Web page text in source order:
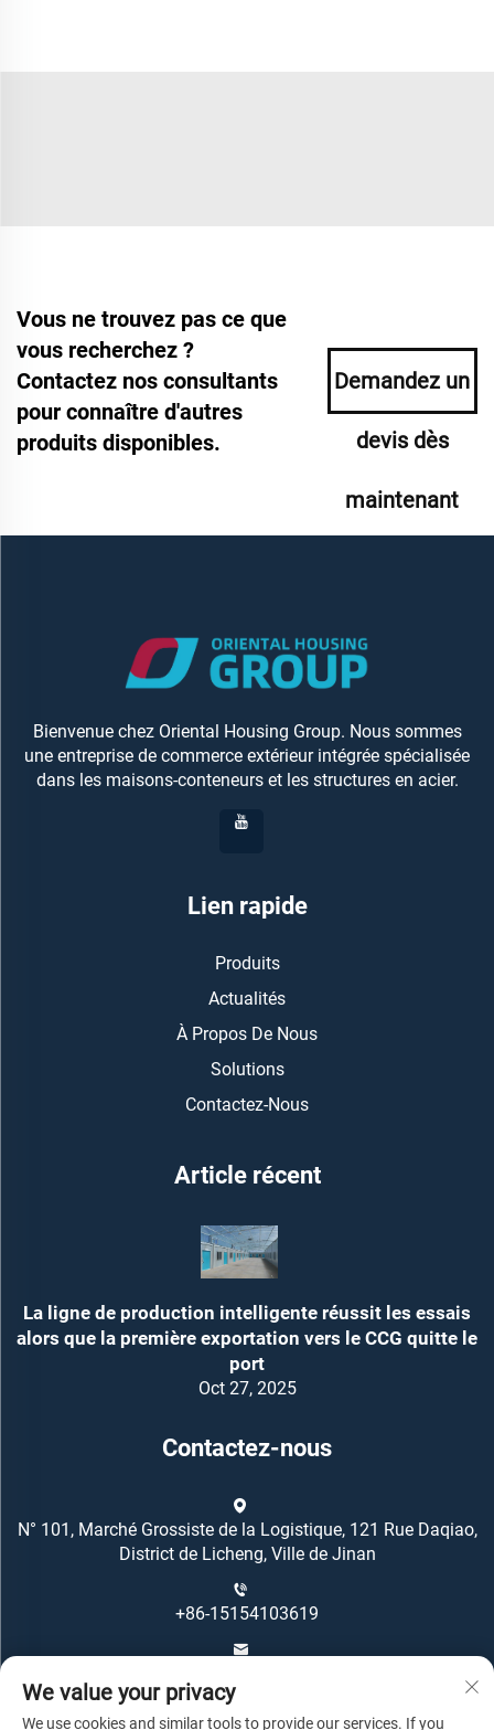
Vous ne trouvez pas ce que
vous recherchez ?
Contactez nos consultants
pour connaître d'autres
produits disponibles.
Demandez un
devis dès
maintenant
Bienvenue chez Oriental Housing Group. Nous sommes
une entreprise de commerce extérieur intégrée spécialisée
dans les maisons-conteneurs et les structures en acier.
Lien rapide
Produits
Actualités
À Propos De Nous
Solutions
Contactez-Nous
Article récent
La ligne de production intelligente réussit les essais
alors que la première exportation vers le CCG quitte le
port
Oct 27, 2025
Contactez-nous
N° 101, Marché Grossiste de la Logistique, 121 Rue Daqiao,
District de Licheng, Ville de Jinan
+86-15154103619
We value your privacy
We use cookies and similar tools to provide our services. If you